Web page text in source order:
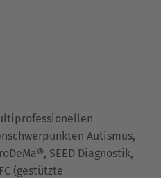
Autismus,
SEED Diagnostik,
(gestützte